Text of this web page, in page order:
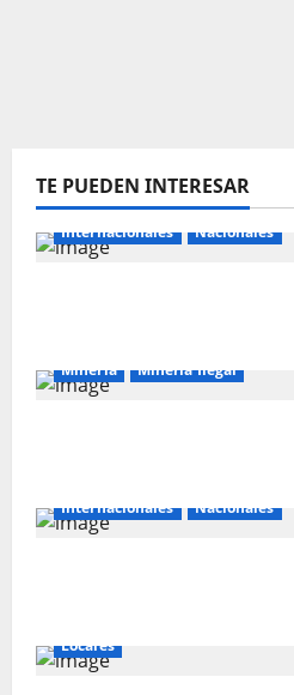
TE PUEDEN INTERESAR
Internacionales Nacionales
Mineria Mineria Ilegal
Internacionales Nacionales
Locales